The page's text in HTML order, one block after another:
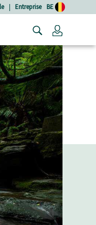
| Entreprise BE